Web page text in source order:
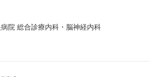
院 総合診療内科・脳神経内科